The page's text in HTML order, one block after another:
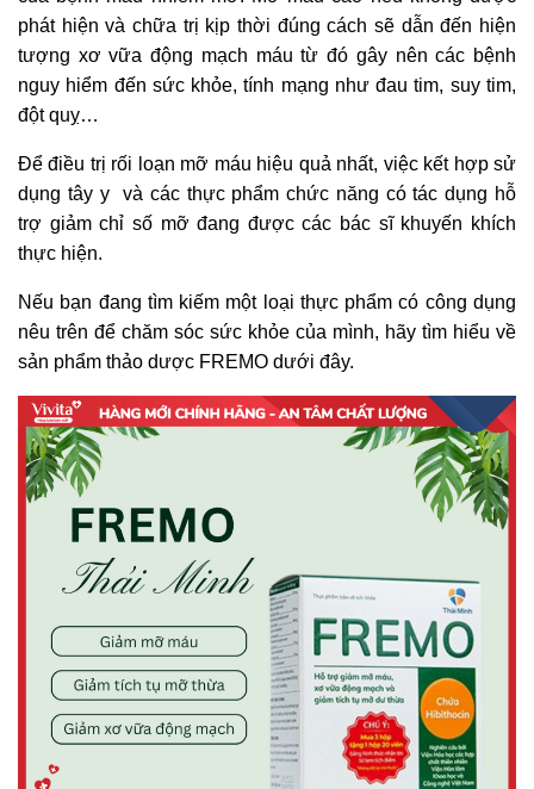
phát hiện và chữa trị kịp thời đúng cách sẽ dẫn đến hiện
tượng xơ vữa động mạch máu từ đó gây nên các bệnh
nguy hiểm đến sức khỏe, tính mạng như đau tim, suy tim,
đột quỵ…
Để điều trị rối loạn mỡ máu hiệu quả nhất, việc kết hợp sử
dụng tây y và các thực phẩm chức năng có tác dụng hỗ
trợ giảm chỉ số mỡ đang được các bác sĩ khuyến khích
thực hiện.
Nếu bạn đang tìm kiếm một loại thực phẩm có công dụng
nêu trên để chăm sóc sức khỏe của mình, hãy tìm hiểu về
sản phẩm thảo dược FREMO dưới đây.